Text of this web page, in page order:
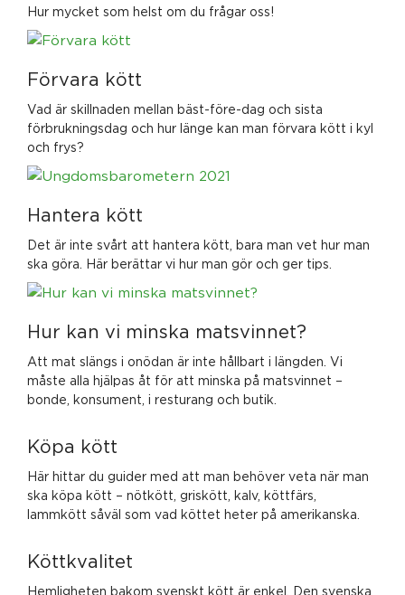
Hur mycket som helst om du frågar oss!
Förvara kött
Vad är skillnaden mellan bäst-före-dag och sista
förbrukningsdag och hur länge kan man förvara kött i kyl
och frys?
Hantera kött
Det är inte svårt att hantera kött, bara man vet hur man
ska göra. Här berättar vi hur man gör och ger tips.
Hur kan vi minska matsvinnet?
Att mat slängs i onödan är inte hållbart i längden. Vi
måste alla hjälpas åt för att minska på matsvinnet –
bonde, konsument, i resturang och butik.
Köpa kött
Här hittar du guider med att man behöver veta när man
ska köpa kött – nötkött, griskött, kalv, köttfärs,
lammkött såväl som vad köttet heter på amerikanska.
Köttkvalitet
Hemligheten bakom svenskt kött är enkel. Den svenska